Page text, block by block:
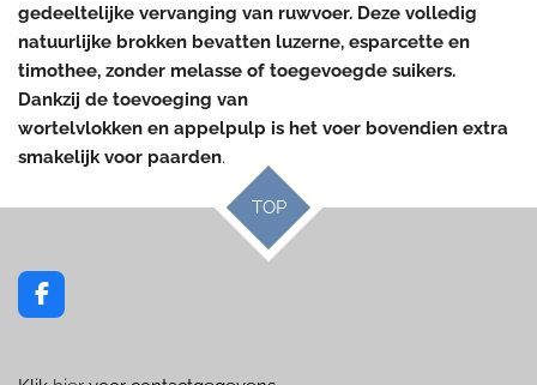
gedeeltelijke vervanging van ruwvoer. Deze volledig
natuurlijke brokken bevatten luzerne, esparcette en
timothee, zonder melasse of toegevoegde suikers.
Dankzij de toevoeging van
wortelvlokken en appelpulp is het voer bovendien extra
smakelijk voor paarden.
TOP
F
a